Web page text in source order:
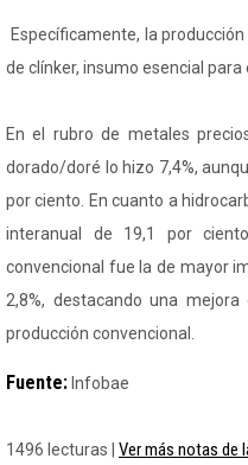
Específicamente, la
de clínker, insumo esencial
En el rubro de metales
dorado/doré lo hizo 7,4%,
por ciento. En cuanto a
interanual de 19,1 por
convencional fue la de mayor
2,8%, destacando una
producción convencional.
Fuente: Infobae
1496 lecturas | Ver más notas de